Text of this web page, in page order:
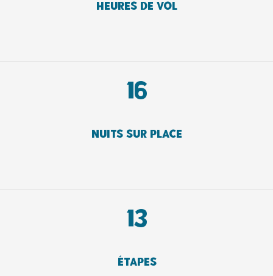
heures de vol
16
Nuits sur place
13
Étapes